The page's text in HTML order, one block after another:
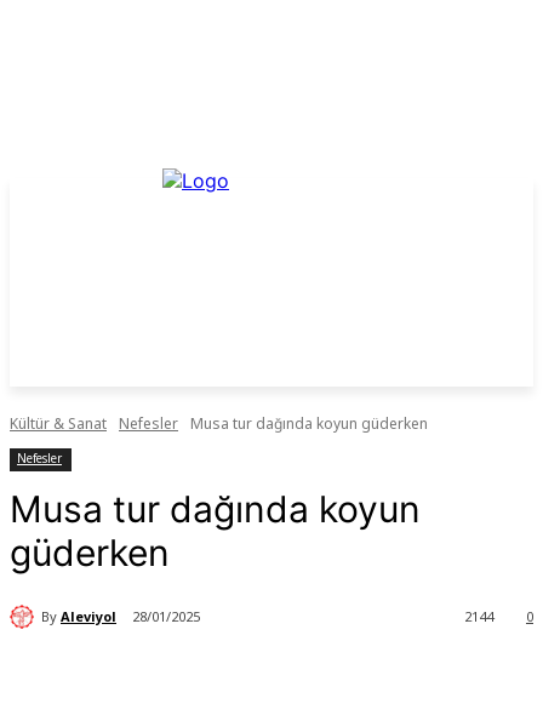
Kültür & Sanat Nefesler Musa tur dağında koyun güderken
Nefesler
Musa tur dağında koyun
güderken
By Aleviyol 28/01/2025 0
2144